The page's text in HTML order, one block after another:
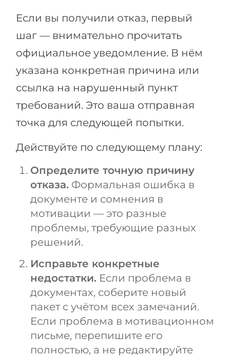
Если вы получили отказ, первый
шаг — внимательно прочитать
официальное уведомление. В нём
указана конкретная причина или
ссылка на нарушенный пункт
требований. Это ваша отправная
точка для следующей попытки.
Действуйте по следующему плану:
Определите точную причину
отказа. Формальная ошибка в
документе и сомнения в
мотивации — это разные
проблемы, требующие разных
решений.
Исправьте конкретные
недостатки. Если проблема в
документах, соберите новый
пакет с учётом всех замечаний.
Если проблема в мотивационном
письме, перепишите его
полностью, а не редактируйте